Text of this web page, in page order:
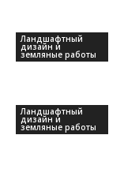
Ландшафтный
дизайн и
земляные работы
Ландшафтный
дизайн и
земляные работы